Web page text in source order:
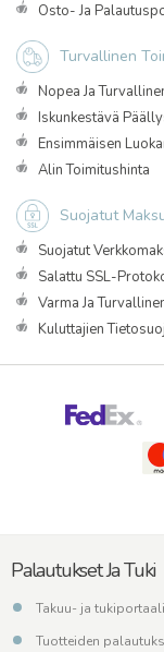
Osto- Ja
Turvallinen
Nopea Ja
Iskunkestävä
Ensimmäisen
Alin Toimitushinta
Suojatut
Suojatut
Salattu SSL-
Varma Ja
Kuluttajien
Palautukset Ja Tuki
Takuu- ja tukiportaali
Tuotteiden